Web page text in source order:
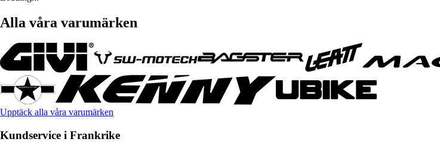
Alla våra varumärken
Upptäck alla våra varumärken
Kundservice i Frankrike